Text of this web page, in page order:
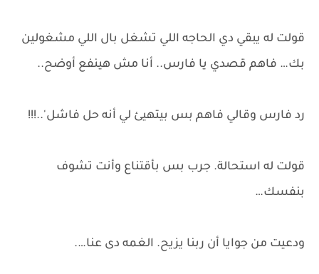
قولت له يبقي دي الحاجه اللي تشغل بال اللي مشغولين
بك… فاهم قصدي يا فارس.. أنا مش هينفع أوضح..
رد فارس وقالي فاهم بس بيتهيئ لي أنه حل فاشل'..!!!
قولت له استحالة. جرب بس بأقتناع وأنت تشوف
بنفسك…
ودعيت من جوايا أن ربنا يزيح. الغمه دى عنا….